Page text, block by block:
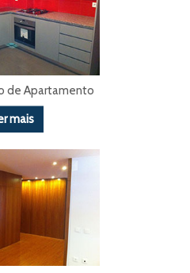
de Apartamento
mais